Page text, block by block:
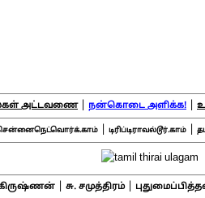
அட்டவணை| நன்கொடை அளிக்க!
| டிரிப்டிராவல்டூர்.காம்|
கிருஷ்ணன் சு. சமுத்திரம்|